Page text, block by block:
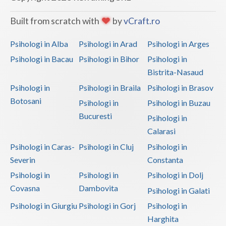
Built from scratch with byvCraft.ro
Psihologi in Alba Psihologi in Arad
Psihologi in Arges
Psihologi in Bacau
Psihologi in Bihor
Psihologi in
Bistrita-Nasaud
Psihologi in
Botosani
Psihologi in Braila
Psihologi in Brasov
Psihologi in
Bucuresti
Psihologi in Buzau
Psihologi in
Calarasi
Psihologi in Caras-
Severin
Psihologi in Cluj
Psihologi in
Constanta
Psihologi in
Covasna
Psihologi in
Dambovita
Psihologi in Dolj
Psihologi in Galati
Psihologi in Giurgiu Psihologi in Gorj
Psihologi in
Harghita